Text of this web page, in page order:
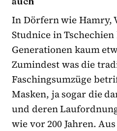
In Dörfern wie Hamry,
Studnice in
Generationen kaum
Zumindest was die
Faschingsumzüge
Masken, ja sogar die
und deren
wie vor 200 Jahren.